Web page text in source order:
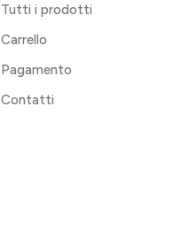
Tutti i prodotti
Carrello
Pagamento
Contatti